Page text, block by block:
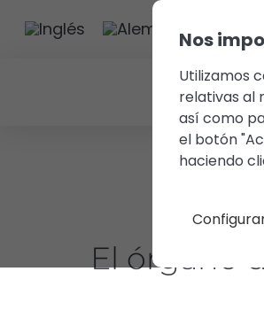
El órgano
Nos
Utilizamos
relativas al
así como
el botón
haciendo